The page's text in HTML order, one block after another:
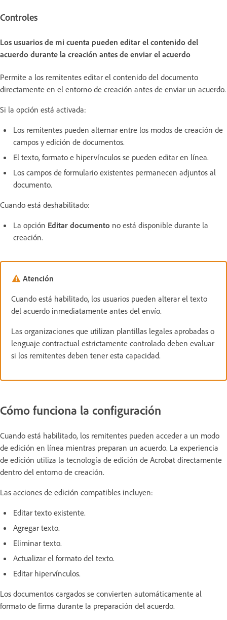
Controles
Los usuarios de mi cuenta pueden editar el contenido del
acuerdo durante la creación antes de enviar el acuerdo
Permite a los remitentes editar el contenido del documento
directamente en el entorno de creación antes de enviar un acuerdo.
Si la opción está activada:
Los remitentes pueden alternar entre los modos de creación de
campos y edición de documentos.
El texto, formato e hipervínculos se pueden editar en línea.
Los campos de formulario existentes permanecen adjuntos al
documento.
Cuando está deshabilitado:
La opción Editar documento no está disponible durante la
creación.
Atención
Cuando está habilitado, los usuarios pueden alterar el texto
del acuerdo inmediatamente antes del envío.
Las organizaciones que utilizan plantillas legales aprobadas o
lenguaje contractual estrictamente controlado deben evaluar
si los remitentes deben tener esta capacidad.
Cómo funciona la configuración
Cuando está habilitado, los remitentes pueden acceder a un modo
de edición en línea mientras preparan un acuerdo. La experiencia
de edición utiliza la tecnología de edición de Acrobat directamente
dentro del entorno de creación.
Las acciones de edición compatibles incluyen:
Editar texto existente.
Agregar texto.
Eliminar texto.
Actualizar el formato del texto.
Editar hipervínculos.
Los documentos cargados se convierten automáticamente al
formato de firma durante la preparación del acuerdo.